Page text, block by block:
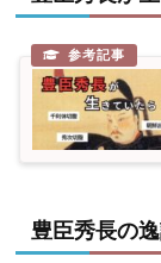
豊臣秀長の